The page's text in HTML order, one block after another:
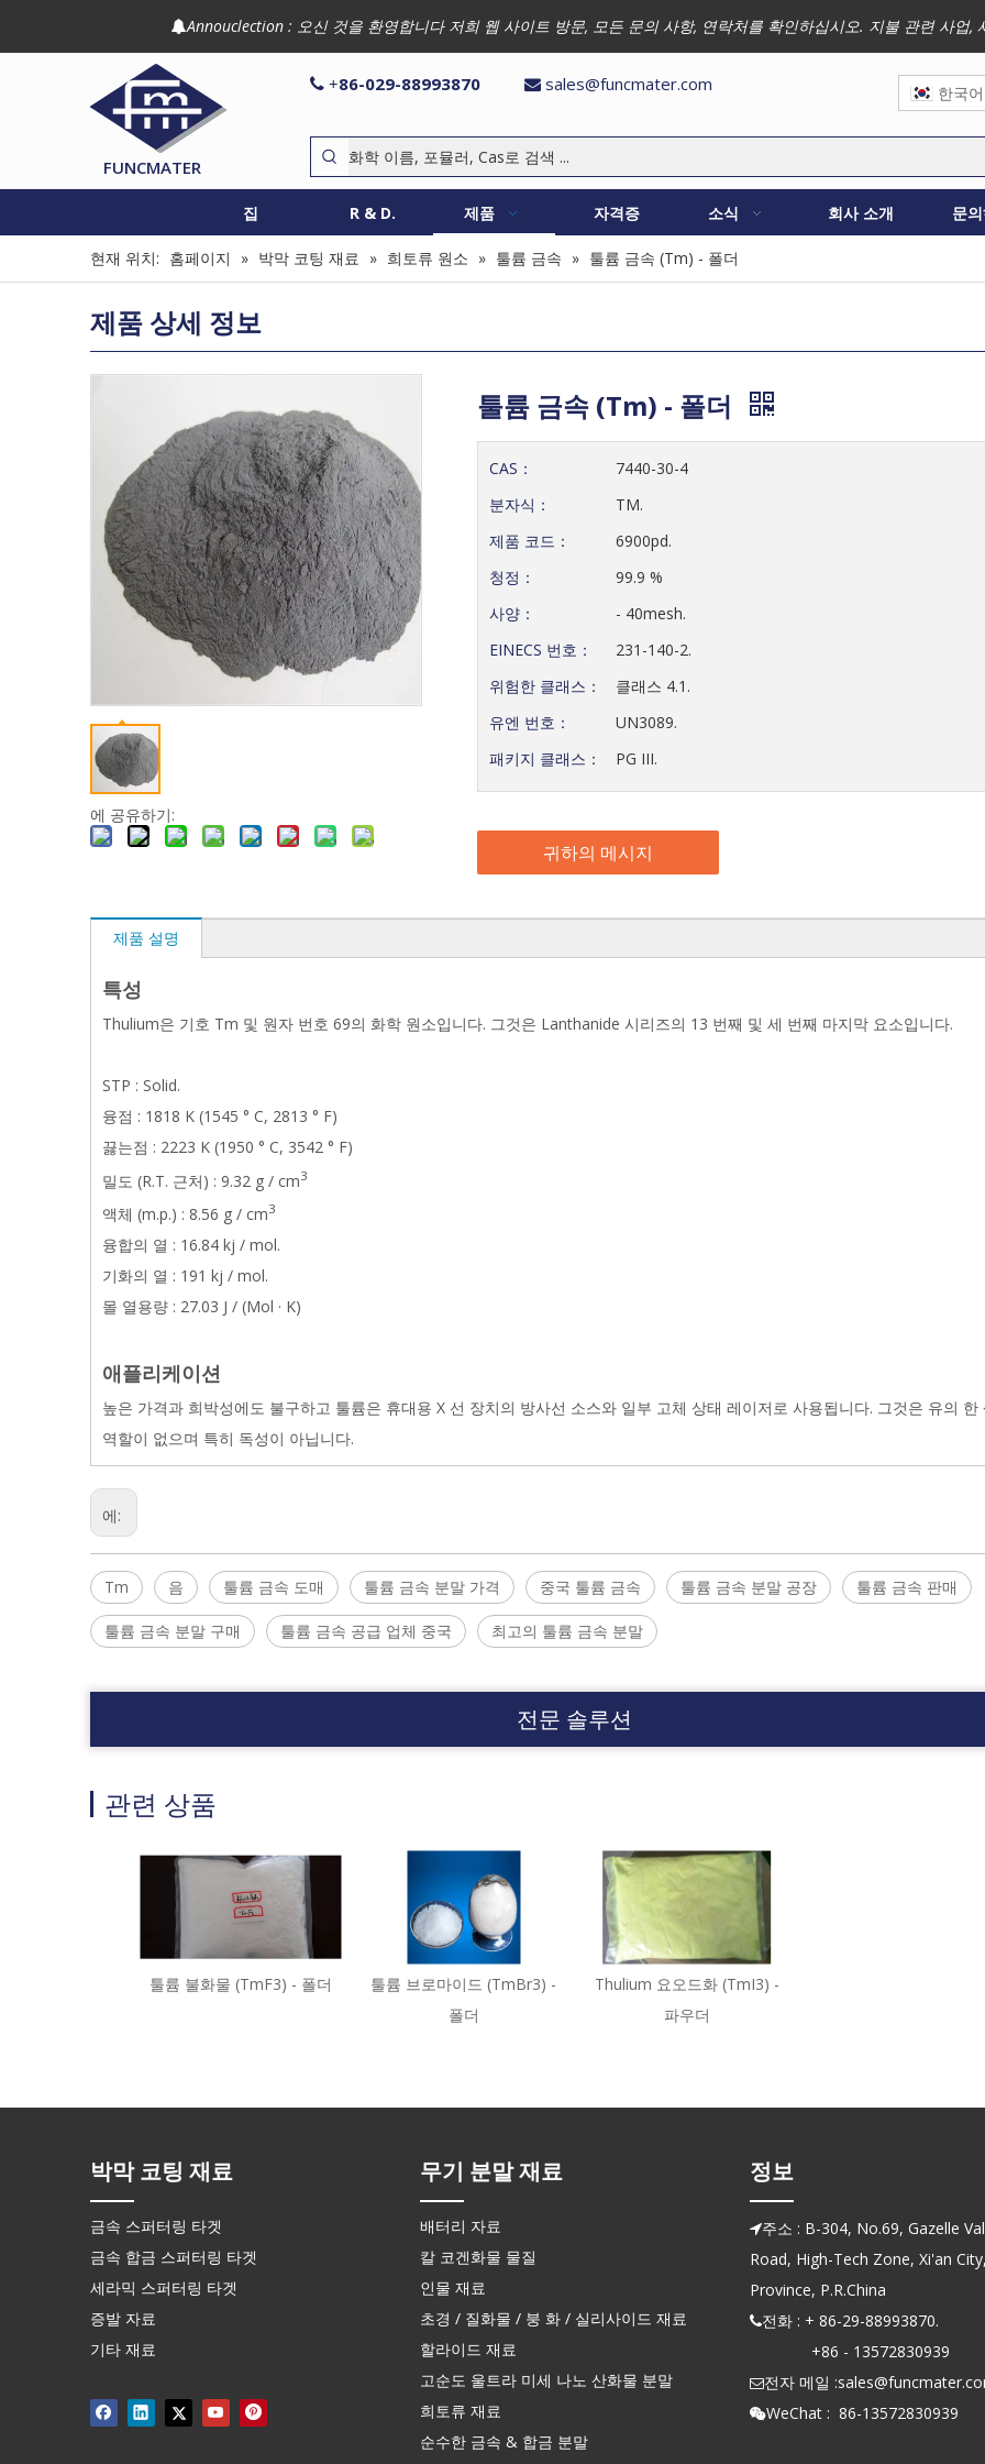
Annouclection : 오신 것을 환영합니다 저희 웹 사이트 방문, 모든 문의 사항, 연락처를 확인하십시오. 지불 관련 사업,
FUNCMATER
 +86-029-88993870  sales@funcmater.com 한국어
집 R & D. 제품 자격증 소식 회사 소개 문
현재 위치: 홈페이지 » 박막 코팅 재료 » 희토류 원소 » 툴륨 금속 » 툴륨 금속 (Tm) - 폴더
제품 상세 정보
에 공유하기:
툴륨 금속 (Tm) - 폴더
CAS：
7440-30-4
분자식：
TM.
제품 코드：
6900pd.
청정：
99.9 %
사양：
- 40mesh.
EINECS 번호：
231-140-2.
위험한 클래스：
클래스 4.1.
유엔 번호：
UN3089.
패키지 클래스：
PG III.
귀하의 메시지
제품 설명
특성
Thulium은 기호 Tm 및 원자 번호 69의 화학 원소입니다. 그것은 Lanthanide 시리즈의 13 번째 및 세 번째 마지막 요소입니다.
STP : Solid.
융점 : 1818 K (1545 ° C, 2813 ° F)
끓는점 : 2223 K (1950 ° C, 3542 ° F)
밀도 (R.T. 근처) : 9.32 g / cm3
액체 (m.p.) : 8.56 g / cm3
융합의 열 : 16.84 kj / mol.
기화의 열 : 191 kj / mol.
몰 열용량 : 27.03 J / (Mol · K)
애플리케이션
높은 가격과 희박성에도 불구하고 툴륨은 휴대용 X 선 장치의 방사선 소스와 일부 고체 상태 레이저로 사용됩니다. 그것은 유의 한
역할이 없으며 특히 독성이 아닙니다.
에:
Tm 음 툴륨 금속 도매 툴륨 금속 분말 가격 중국 툴륨 금속 툴륨 금속 분말 공장 툴륨 금속 판매
툴륨 금속 분말 구매 툴륨 금속 공급 업체 중국 최고의 툴륨 금속 분말
전문 솔루션
관련 상품
툴륨 불화물 (TmF3) - 폴더
툴륨 브로마이드 (TmBr3) -
폴더
Thulium 요오드화 (TmI3) -
파우더
박막 코팅 재료
금속 스퍼터링 타겟
금속 합금 스퍼터링 타겟
세라믹 스퍼터링 타겟
증발 자료
기타 재료
무기 분말 재료
배터리 자료
칼 코겐화물 물질
인물 재료
초경 / 질화물 / 붕 화 / 실리사이드 재료
할라이드 재료
고순도 울트라 미세 나노 산화물 분말
희토류 재료
순수한 금속 & 합금 분말
정보
주소 : B-304, No.69, Gazelle
Road, High-Tech Zone, Xi'an
Province, P.R.China
전화 : + 86-29-88993870.
+86 - 13572830939
전자 메일 :
WeChat : 86-13572830939